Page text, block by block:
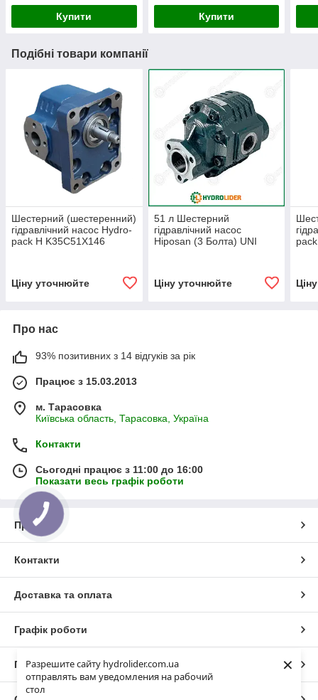
Разрешите сайту hydrolider.com.ua
отправлять вам уведомления на рабочий
стол
×
Купити Купити
Подібні товари компанії
Шестерний (шестеренний)
гідравлічний насос Hydro-
pack H K35C51X146
Ціну уточнюйте
51 л Шестерний
гідравлічний насос
Hiposan (3 Болта) UNI
Ціну уточнюйте
Про нас
93% позитивних з 14 відгуків за рік
Працює з 15.03.2013
м. Тарасовка
Київська область, Тарасовка, Україна
Контакти
Сьогодні працює з 11:00 до 16:00
Показати весь графік роботи
Про нас
Контакти
Доставка та оплата
Графік роботи
Повна версія сайту